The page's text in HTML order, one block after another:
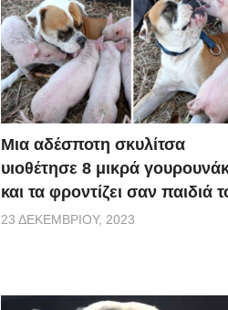
Μια αδέσποτη σκυλίτσα
υιοθέτησε 8 μικρά
και τα φροντίζει σαν παιδιά
23 ΔΕΚΕΜΒΡΊΟΥ, 2023